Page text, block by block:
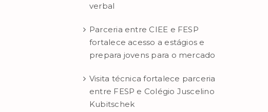
verbal
Parceria entre CIEE e FESP
fortalece acesso a estágios e
prepara jovens para o mercado
Visita técnica fortalece parceria
entre FESP e Colégio Juscelino
Kubitschek